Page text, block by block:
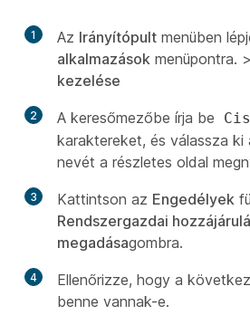
1 Az Irányítópult menüben
alkalmazások menüpontra. >
kezelése
2 A keresőmezőbe írja be
karaktereket, és válassza ki
nevét a részletes oldal
3 Kattintson az Engedélyek
Rendszergazdai
megadásagombra.
4
Ellenőrizze, hogy a
benne vannak-e.